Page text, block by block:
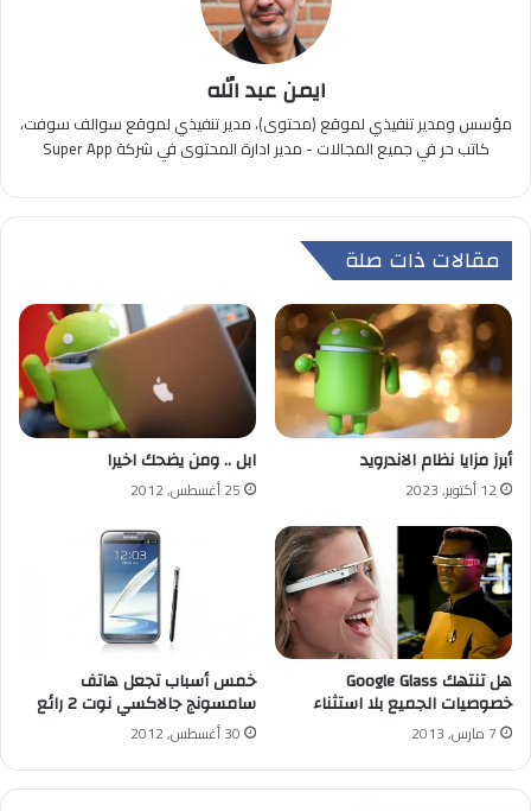
ايمن عبد الله
مؤسس ومدير تنفيذي لموقع (محتوى)، مدير تنفيذي لموقع سوالف سوفت،
كاتب حر في جميع المجالات - مدير ادارة المحتوى في شركة Super App
مقالات ذات صلة
أبرز مزايا نظام الاندرويد
12 أكتوبر, 2023
ابل .. ومن يضحك اخيرا
25 أغسطس, 2012
هل تنتهك Google Glass
خصوصيات الجميع بلا استثناء
7 مارس, 2013
خمس أسباب تجعل هاتف
سامسونج جالاكسي نوت 2 رائع
30 أغسطس, 2012